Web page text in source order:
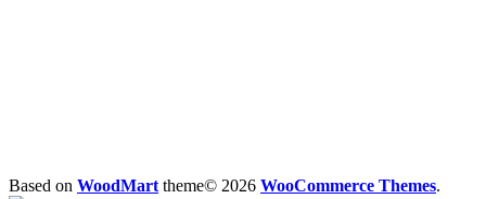
Based on WoodMart theme© 2026 WooCommerce Themes.